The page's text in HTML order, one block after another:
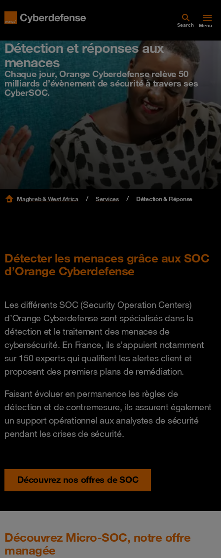
Search Menu
Détection et réponses aux
menaces
Chaque jour, Orange Cyberdefense relève 50
milliards d’évènement de sécurité à travers ses
CyberSOC.
Maghreb & West Africa Services Détection & Réponse
Détecter les menaces grâce aux SOC
d’Orange Cyberdefense
Les différents SOC (Security Operation Centers)
d’Orange Cyberdefense sont spécialisés dans la
détection et le traitement des menaces de
cybersécurité. En France, ils s’appuient notamment
sur 150 experts qui qualifient les alertes client et
proposent des premiers plans de remédiation.
Faisant évoluer en permanence les règles de
détection et de contremesure, ils assurent également
un support opérationnel aux analystes de sécurité
pendant les crises de sécurité.
Découvrez nos offres de SOC
Découvrez Micro-SOC, notre offre
managée